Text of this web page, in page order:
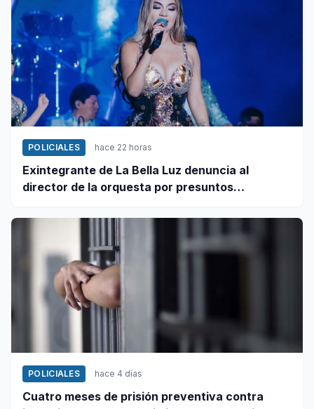
POLICIALES hace 22 horas
Exintegrante de La Bella Luz denuncia al
director de la orquesta por presuntos
POLICIALES hace 4 días
Cuatro meses de prisión preventiva contra